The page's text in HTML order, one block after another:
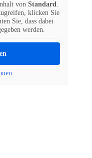
von Standard.
klicken Sie
Sie, dass dabei
werden.